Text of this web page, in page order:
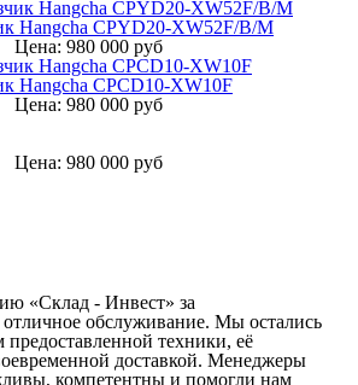
Hangcha CPYD20-XW52F/B/M
Цена: 980 000 руб
Hangcha CPCD10-XW10F
Цена: 980 000 руб
Цена: 980 000 руб
«Склад - Инвест» за
обслуживание. Мы остались
предоставленной техники, её
доставкой. Менеджеры
компетентны и помогли нам